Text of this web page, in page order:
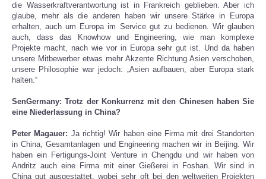
die Wasserkraftverantwortung ist in Frankreich geblieben. Aber ich
glaube, mehr als die anderen haben wir unsere Stärke in Europa
erhalten, auch um Europa im Service gut zu bedienen. Wir glauben
auch, dass das Knowhow und Engineering, wie man komplexe
Projekte macht, nach wie vor in Europa sehr gut ist. Und da haben
unsere Mitbewerber etwas mehr Akzente Richtung Asien verschoben,
unsere Philosophie war jedoch: „Asien aufbauen, aber Europa stark
halten.“
SenGermany: Trotz der Konkurrenz mit den Chinesen haben Sie
eine Niederlassung in China?
Peter Magauer: Ja richtig! Wir haben eine Firma mit drei Standorten
in China, Gesamtanlagen und Engineering machen wir in Beijing. Wir
haben ein Fertigungs-Joint Venture in Chengdu und wir haben von
Andritz auch eine Firma mit einer Gießerei in Foshan. Wir sind in
China gut ausgestattet, wobei sehr oft bei den weltweiten Projekten